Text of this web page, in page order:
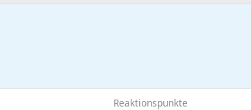
Reaktionspunkte